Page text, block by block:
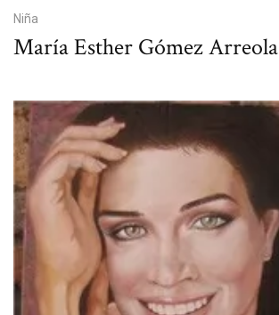
Niña
María Esther Gómez Arreola